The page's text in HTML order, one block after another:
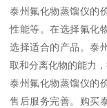
泰州氟化物蒸馏仪的
性能等。在选择氟化
选择适合的产品。泰
取和分离化物的能力
泰州氟化物蒸馏仪的
售后服务完善。购买